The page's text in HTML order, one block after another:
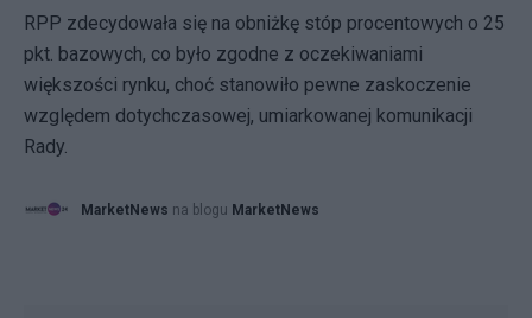
RPP zdecydowała się na obniżkę stóp procentowych o 25
pkt. bazowych, co było zgodne z oczekiwaniami
większości rynku, choć stanowiło pewne zaskoczenie
względem dotychczasowej, umiarkowanej komunikacji
Rady.
MarketNews na blogu MarketNews